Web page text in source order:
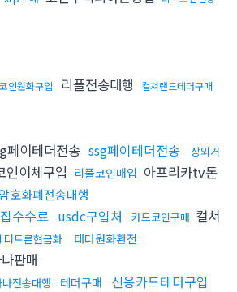
코인원화구입 리플전송대행 컬쳐랜드테더구매
페이테더전송 ssg페이테더전송
장외거
인이체구입 리플코인매입 아프리카tv돈
암호화폐전송대행
수수료 usdc구입처 카드코인구매 컬쳐
더트론현금화 태더원화환전
판매
전송대행 테더구매
신용카드테더구입